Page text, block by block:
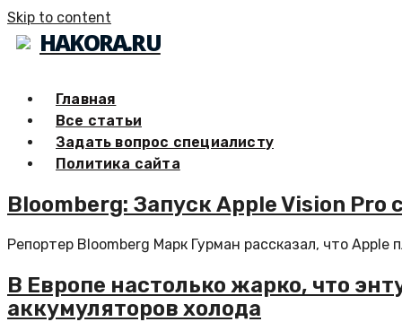
Skip to content
HAKORA.RU
Главная
Все статьи
Задать вопрос специалисту
Политика сайта
Bloomberg: Запуск Apple Vision Pro
Репортер Bloomberg Марк Гурман рассказал, что
В Европе настолько жарко, что
аккумуляторов холода